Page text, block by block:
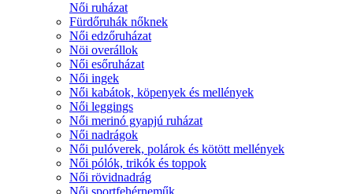
Női ruházat
Fürdőruhák nőknek
Női edzőruházat
Nöi overállok
Női esőruházat
Női ingek
Női kabátok, köpenyek és mellények
Női leggings
Női merinó gyapjú ruházat
Női nadrágok
Női pulóverek, polárok és kötött mellények
Női pólók, trikók és toppok
Női rövidnadrág
Női sportfehérneműk